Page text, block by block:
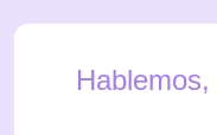
Hablemos,